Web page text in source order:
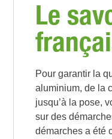
Le
Pour garantir la
aluminium, de la
jusqu’à la pose,
sur des
démarches a été